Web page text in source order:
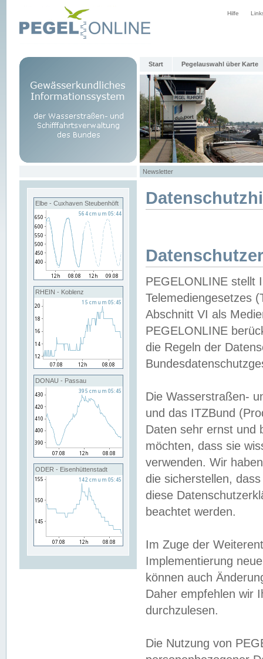
Hilfe
Start Pegelauswahl über Karte
Newsletter
Elbe - Cuxhaven Steubenhöft
RHEIN - Koblenz
DONAU - Passau
ODER - Eisenhüttenstadt
PEGELONLINE stellt
Telemediengesetzes
Abschnitt VI als
PEGELONLINE
die Regeln der
Die Wasserstraßen-
und das ITZBund
Daten sehr ernst und
möchten, dass sie
verwenden. Wir
die sicherstellen,
diese
beachtet werden.
Im Zuge der
Implementierung
können auch
Daher empfehlen wir
durchzulesen.
Die Nutzung von